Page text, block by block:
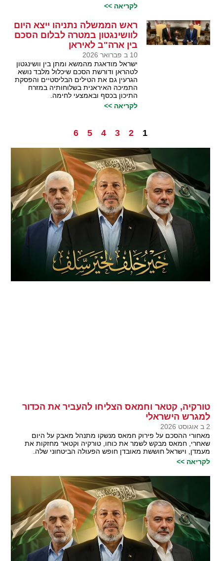
לקריאה >>
ראש הממשלה נתניהו ייצא היום
לוושינגטון במטרה לבלום הסכם
בין ארה"ב לאיראן
10 ב פברואר 2026
ישראל מודאגת מהמשא ומתן בין וושינגטון
לטהראן ודורשת הסכם שיכלול מלבד נושא
הגרעין גם את הטילים הבליסטיים והפסקת
התמיכה האיראנית בשלוחותיה במזרח
התיכון בכסף ובאמצעי לחימה.
לקריאה >>
1
2
3
4
5
6
טורקיה, קטאר וחמאס הצליחו להעביר את הכדור
למגרש הישראלי
2 ב אוגוסט 2026
מאחורי ההסכם על פירוק חמאס מנשקו מתנהל מאבק על היום
שאחרי, חמאס מבקש לשמר את כוחו, טורקיה וקטאר מחזקות את
מעמדן, וישראל חוששת מאובדן חופש הפעולה הביטחוני שלה.
לקריאה >>